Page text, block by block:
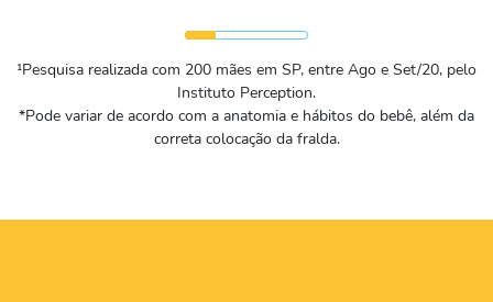
¹Pesquisa realizada com 200 mães em SP, entre Ago e Set/20, pelo
Instituto Perception.​
*Pode variar de acordo com a anatomia e hábitos do bebê, além da
correta colocação da fralda.